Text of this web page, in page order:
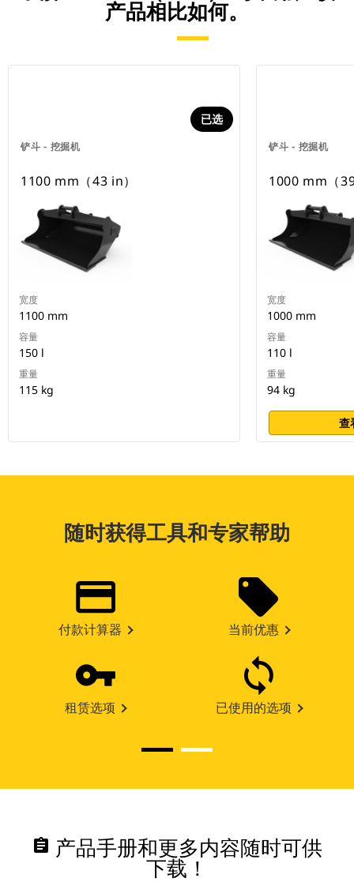
产品相比如何。
铲斗 - 挖掘机
已选
1100 mm（43 in）
宽度
1100 mm
容量
150 l
重量
115 kg
铲斗 - 挖掘机
1000 mm（
宽度
1000 mm
容量
110 l
重量
94 kg
查
随时获得工具和专家帮助
付款计算器 当前优惠
租赁选项 已使用的选项
assignment 产品手册和更多内容随时可供
下载！